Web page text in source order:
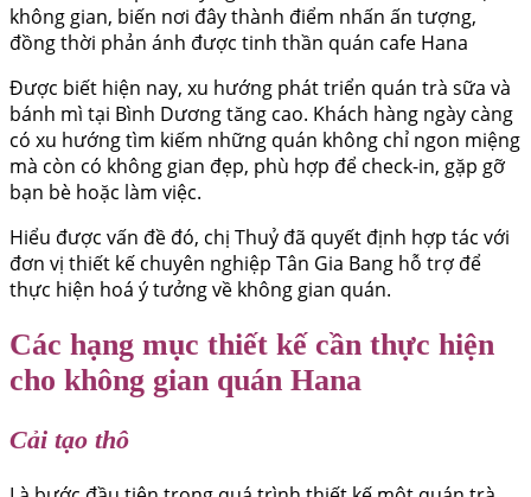
không gian, biến nơi đây thành điểm nhấn ấn tượng,
đồng thời phản ánh được tinh thần quán cafe Hana
Được biết hiện nay, xu hướng phát triển quán trà sữa và
bánh mì tại Bình Dương tăng cao. Khách hàng ngày càng
có xu hướng tìm kiếm những quán không chỉ ngon miệng
mà còn có không gian đẹp, phù hợp để check-in, gặp gỡ
bạn bè hoặc làm việc.
Hiểu được vấn đề đó, chị Thuỷ đã quyết định hợp tác với
đơn vị thiết kế chuyên nghiệp Tân Gia Bang hỗ trợ để
thực hiện hoá ý tưởng về không gian quán.
Các hạng mục thiết kế cần thực hiện
cho không gian quán Hana
Cải tạo thô